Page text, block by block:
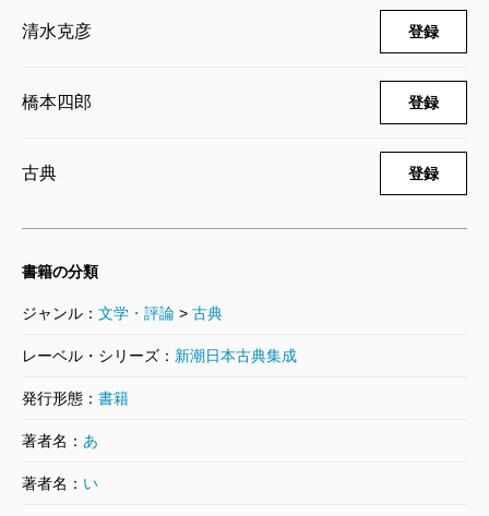
違い、そのうえ中国の古典文学まで知っていないとそ
の引用を理解できないからだ。『萬葉集』を読むの
たとえば先ほど挙げた雄略天皇のナンパ歌（巻一の
一番）、最初の句を「籠（こ）もよ み籠（こ）持
ち」と読むようになったのは、ごく最近になってか
ら。『萬葉集』の原文では「籠毛與美籠母乳」と綴ら
れている。でもこれだけじゃ日本語としてふつーは読
かを判定せねばならない。ちなみに平安時代につくら
れた『萬葉集』の写本（研究者の間では「元暦本萬葉
集」と呼ばれている）では、「こけよ（み）ろもち」
清水克彦 登録
橋本四郎 登録
古典 登録
書籍の分類
ジャンル： 文学・評論 > 古典
レーベル・シリーズ： 新潮日本古典集成
発行形態： 書籍
著者名： あ
著者名： い